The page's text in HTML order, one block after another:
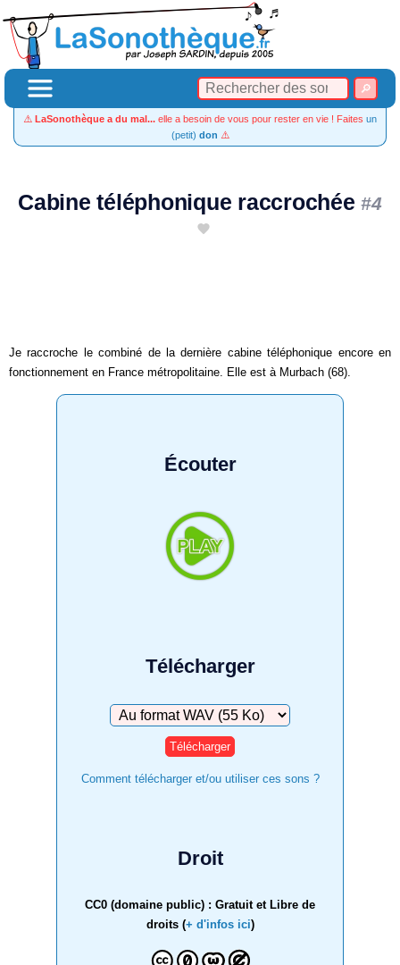
⚠️ LaSonothèque a du mal... elle a besoin de vous pour rester en vie ! Faites un
(petit) don ⚠️
Cabine téléphonique raccrochée#4
Je raccroche le combiné de la dernière cabine téléphonique encore en
fonctionnement en France métropolitaine. Elle est à Murbach (68).
Écouter
Télécharger
Télécharger
Comment télécharger et/ou utiliser ces sons ?
Droit
CC0 (domaine public) : Gratuit et Libre de
droits (+ d'infos ici)